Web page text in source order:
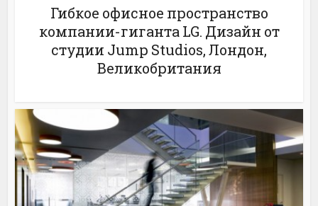
Гибкое офисное пространство
компании-гиганта LG. Дизайн от
студии Jump Studios, Лондон,
Великобритания